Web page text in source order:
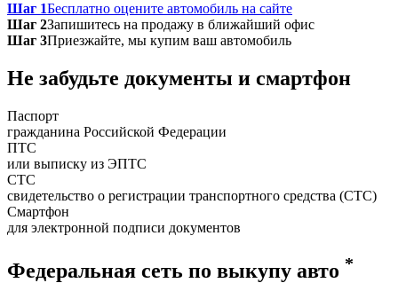
Шаг 1Бесплатно оцените автомобиль на сайте
Шаг 2Запишитесь на продажу в ближайший офис
Шаг 3Приезжайте, мы купим ваш автомобиль
Не забудьте документы и смартфон
Паспорт
гражданина Российской Федерации
ПТС
или выписку из ЭПТС
СТС
свидетельство о регистрации транспортного средства (СТС)
Смартфон
для электронной подписи документов
Федеральная сеть по выкупу авто *